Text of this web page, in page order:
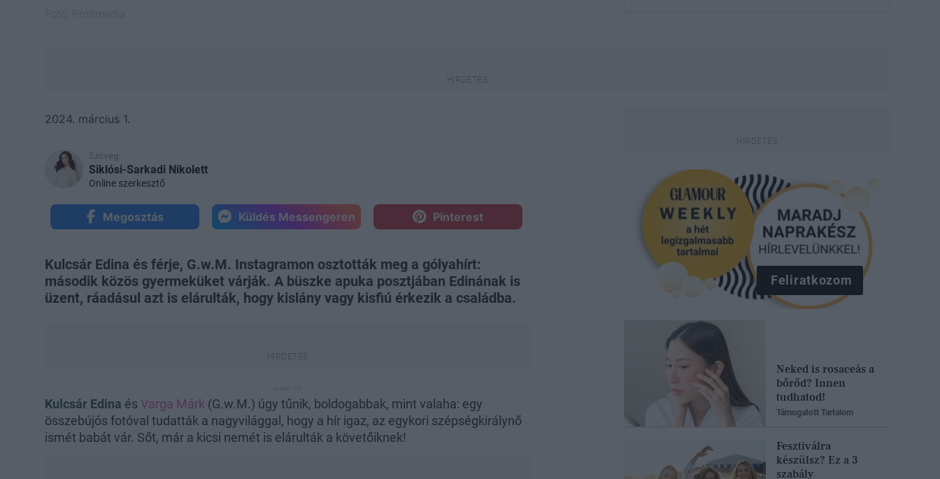
2024. március 1.
Szöveg:
Siklósi-Sarkadi Nikolett
Online szerkesztő
Megosztás Küldés Messengeren Pinterest
Kulcsár Edina és férje, G.w.M. Instagramon osztották meg a gólyahírt:
második közös gyermeküket várják. A büszke apuka posztjában Edinának is
üzent, ráadásul azt is elárulták, hogy kislány vagy kisfiú érkezik a családba.
Kulcsár Edina és Varga Márk (G.w.M.) úgy tűnik, boldogabbak, mint valaha: egy
összebújós fotóval tudatták a nagyvilággal, hogy a hír igaz, az egykori szépségkirálynő
ismét babát vár. Sőt, már a kicsi nemét is elárulták a követőiknek!
Feliratkozom
Neked is rosaceás a
bőrőd? Innen
tudhatod!
Támogatott Tartalom
Fesztiválra
készülsz? Ez a 3
szabály